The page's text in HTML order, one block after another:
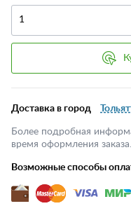
Доставка в город
Более подробная
время оформления заказа.
Возможные способы